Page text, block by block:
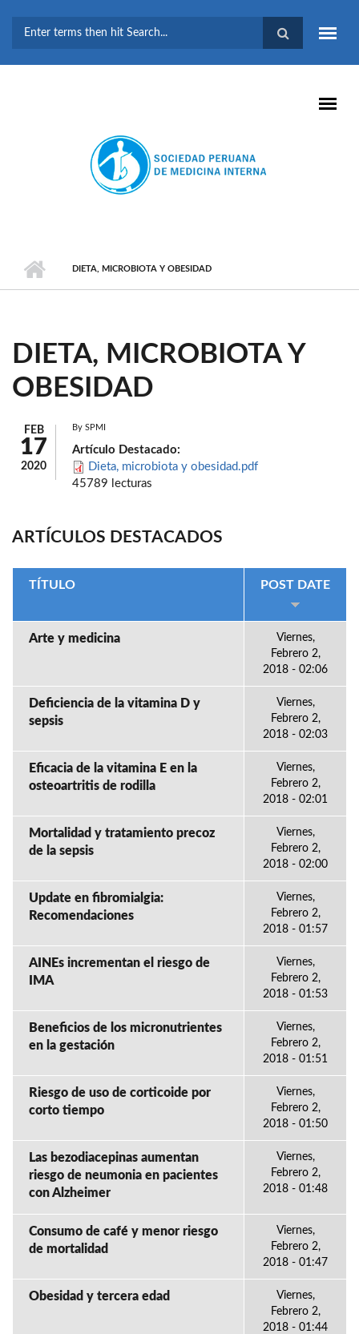
BÚSQUEDA
DIETA, MICROBIOTA Y OBESIDAD
DIETA, MICROBIOTA Y
OBESIDAD
FEB
17
2020
By SPMI
Artículo Destacado:
Dieta, microbiota y obesidad.pdf
45789 lecturas
ARTÍCULOS DESTACADOS
TÍTULO POST DATE
Arte y medicina
Viernes,
Febrero 2,
2018 - 02:06
Deficiencia de la vitamina D y
sepsis
Viernes,
Febrero 2,
2018 - 02:03
Eficacia de la vitamina E en la
osteoartritis de rodilla
Viernes,
Febrero 2,
2018 - 02:01
Mortalidad y tratamiento precoz
de la sepsis
Viernes,
Febrero 2,
2018 - 02:00
Update en fibromialgia:
Recomendaciones
Viernes,
Febrero 2,
2018 - 01:57
AINEs incrementan el riesgo de
IMA
Viernes,
Febrero 2,
2018 - 01:53
Beneficios de los micronutrientes
en la gestación
Viernes,
Febrero 2,
2018 - 01:51
Riesgo de uso de corticoide por
corto tiempo
Viernes,
Febrero 2,
2018 - 01:50
Las bezodiacepinas aumentan
riesgo de neumonia en pacientes
con Alzheimer
Viernes,
Febrero 2,
2018 - 01:48
Consumo de café y menor riesgo
de mortalidad
Viernes,
Febrero 2,
2018 - 01:47
Obesidad y tercera edad
Viernes,
Febrero 2,
2018 - 01:44